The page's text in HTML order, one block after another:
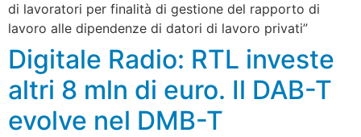
di lavoratori per finalità di gestione del rapporto di
lavoro alle dipendenze di datori di lavoro privati”
Digitale Radio: RTL investe
altri 8 mln di euro. Il DAB-T
evolve nel DMB-T